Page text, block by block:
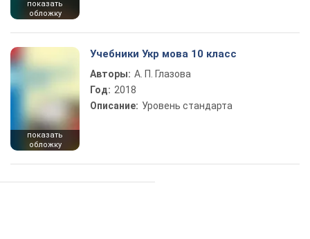
показать
обложку
показать
обложку
Учебники Укр мова 10 класс
Авторы: А. П. Глазова
Год: 2018
Описание: Уровень стандарта